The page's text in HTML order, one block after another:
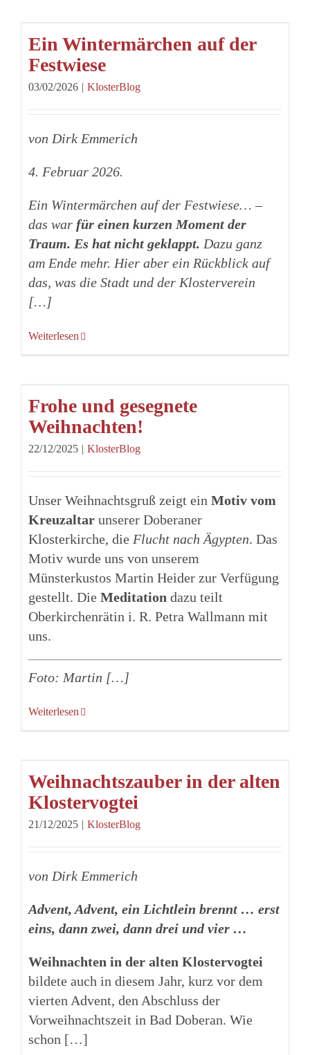
Ein Wintermärchen auf der
Festwiese
03/02/2026 | KlosterBlog
von Dirk Emmerich
4. Februar 2026.
Ein Wintermärchen auf der Festwiese… –
das war für einen kurzen Moment der
Traum. Es hat nicht geklappt. Dazu ganz
am Ende mehr. Hier aber ein Rückblick auf
das, was die Stadt und der Klosterverein
[…]
Weiterlesen
Frohe und gesegnete
Weihnachten!
22/12/2025 | KlosterBlog
Unser Weihnachtsgruß zeigt ein Motiv vom
Kreuzaltar unserer Doberaner
Klosterkirche, die Flucht nach Ägypten. Das
Motiv wurde uns von unserem
Münsterkustos Martin Heider zur Verfügung
gestellt. Die Meditation dazu teilt
Oberkirchenrätin i. R. Petra Wallmann mit
uns.
Foto: Martin […]
Weiterlesen
Weihnachtszauber in der alten
Klostervogtei
21/12/2025 | KlosterBlog
von Dirk Emmerich
Advent, Advent, ein Lichtlein brennt … erst
eins, dann zwei, dann drei und vier …
Weihnachten in der alten Klostervogtei
bildete auch in diesem Jahr, kurz vor dem
vierten Advent, den Abschluss der
Vorweihnachtszeit in Bad Doberan. Wie
schon […]